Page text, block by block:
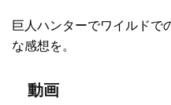
巨人ハンターでワイルドで
な感想を。
動画